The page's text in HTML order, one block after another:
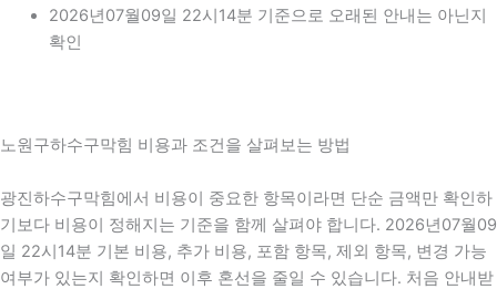
2026년07월09일 22시14분 기준으로 오래된 안내는 아닌지
확인
노원구하수구막힘 비용과 조건을 살펴보는 방법
광진하수구막힘에서 비용이 중요한 항목이라면 단순 금액만 확인하
기보다 비용이 정해지는 기준을 함께 살펴야 합니다. 2026년07월09
일 22시14분 기본 비용, 추가 비용, 포함 항목, 제외 항목, 변경 가능
여부가 있는지 확인하면 이후 혼선을 줄일 수 있습니다. 처음 안내받